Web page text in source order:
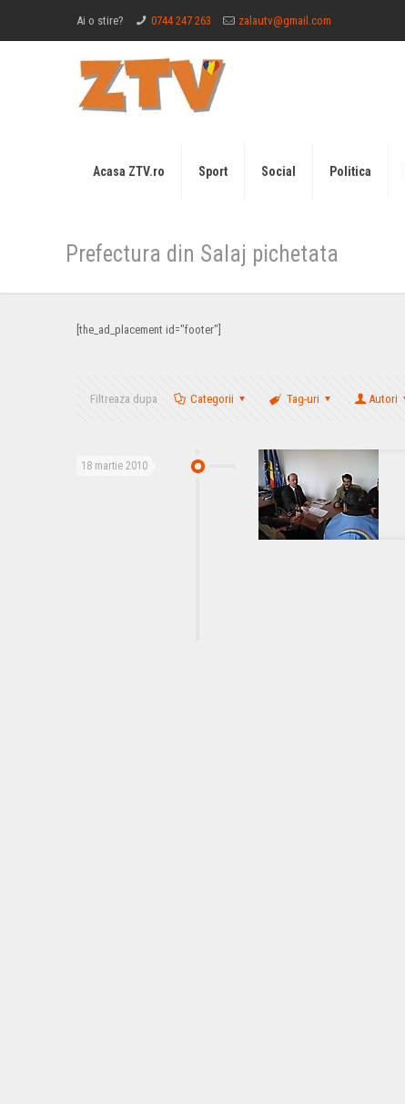
Ai o stire? 0744 247 263 zalautv@gmail.com
Acasa ZTV.ro Sport Social Politica
Prefectura din Salaj pichetata
[the_ad_placement id="footer"]
Filtreaza dupa Categorii Tag-uri Autori
18 martie 2010